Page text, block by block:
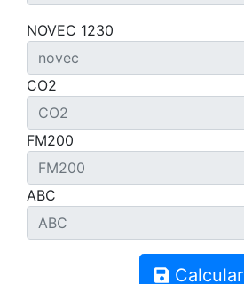
NOVEC 1230
CO2
FM200
ABC
Calcular